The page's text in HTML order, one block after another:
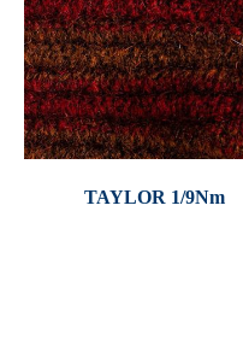
TAYLOR 1/9Nm